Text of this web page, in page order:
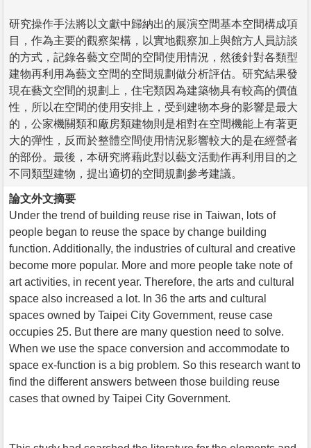
研究操作手法將以文獻中歸納出的展演空間基本空間構成項
目，作為主要的觀察架構，以實地觀察加上與館方人員訪談
的方式，記錄各藝文空間的空間使用情況，然後針對各類型
建物再利用為藝文空間的空間規劃做分析評估。研究結果發
現在藝文空間的規劃上，住宅類因為建築物具有較高的價值
性，所以在空間的使用安排上，受到建物本身的影響是最大
的，公家機關類和廠房類建物則是相對在空間機能上有著更
大的彈性，反而於整體空間使用情況影響較大的是在經營者
的部份。最後，本研究將藉此對以藝文活動作再利用目的之
不同類型建物，提出適切的空間規劃參考建議。
論文外文摘要
Under the trend of building reuse rise in Taiwan, lots of
people began to reuse the space by change building
function. Additionally, the industries of cultural and creative
become more popular. More and more people take note of
art activities, in recent year. Therefore, the arts and cultural
space also increased a lot. In 36 the arts and cultural
spaces owned by Taipei City Government, reuse case
occupies 25. But there are many question need to solve.
When we use the space conversion and accommodate to
space ex-function is a big problem. So this research want to
find the different answers between those building reuse
cases that owned by Taipei City Government.